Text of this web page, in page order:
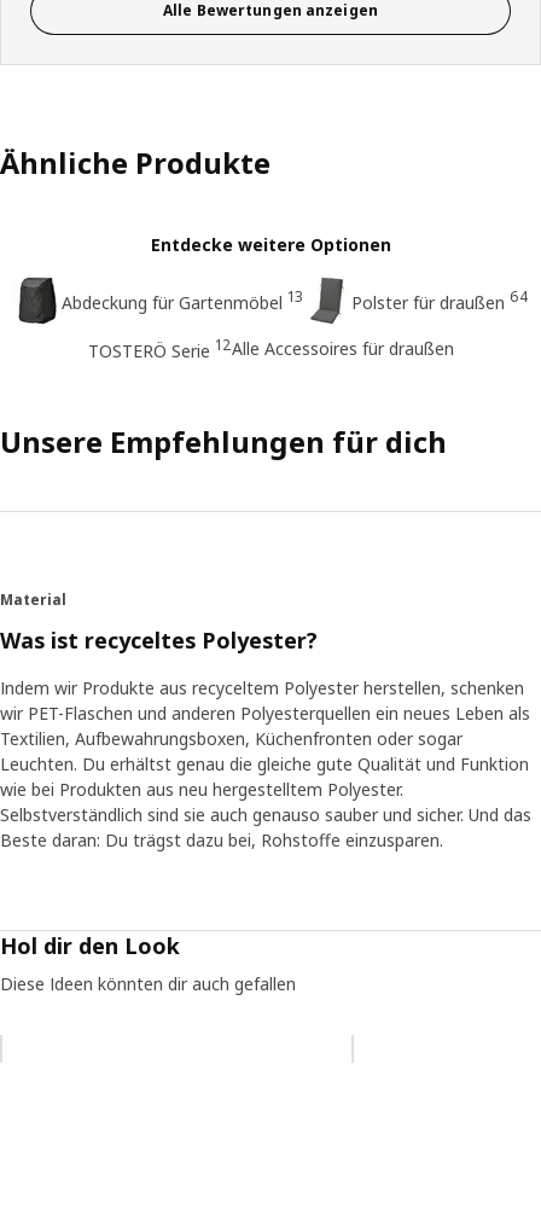
Alle Bewertungen anzeigen
Ähnliche Produkte
Entdecke weitere Optionen
Abdeckung für Gartenmöbel 13 Polster für draußen 64
TOSTERÖ Serie 12Alle Accessoires für draußen
Unsere Empfehlungen für dich
Material
Was ist recyceltes Polyester?
Indem wir Produkte aus recyceltem Polyester herstellen, schenken
wir PET-Flaschen und anderen Polyesterquellen ein neues Leben als
Textilien, Aufbewahrungsboxen, Küchenfronten oder sogar
Leuchten. Du erhältst genau die gleiche gute Qualität und Funktion
wie bei Produkten aus neu hergestelltem Polyester.
Selbstverständlich sind sie auch genauso sauber und sicher. Und das
Beste daran: Du trägst dazu bei, Rohstoffe einzusparen.
Hol dir den Look
Diese Ideen könnten dir auch gefallen